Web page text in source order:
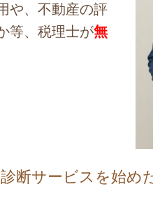
や、不動産の評
等、税理士が無
断サービスを始め